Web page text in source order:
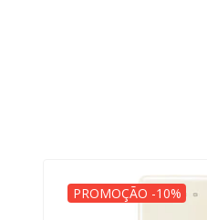
PROMOÇÃO -10%